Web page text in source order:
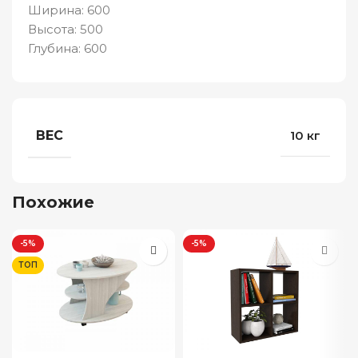
Ширина: 600
Высота: 500
Глубина: 600
ВЕС 10 кг
Похожие
-5%
ТОП
-5%